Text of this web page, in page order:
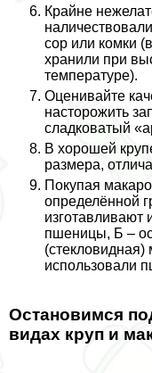
Крайне
сор или комки
хранили при
температуре).
Оценивайте
насторожить
сладковатый
В хорошей
размера,
Покупая
определённой
изготавливают
пшеницы, Б –
(стекловидная)
использовали
Остановимся
видах круп и